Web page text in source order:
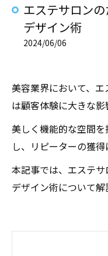
エステサロン
デザイン術
2024/06/06
美容業界において、
は顧客体験に大きな影
美しく機能的な空間
し、リピーターの獲得
本記事では、エステ
デザイン術について解